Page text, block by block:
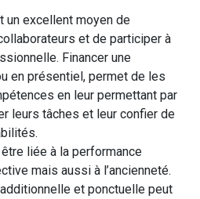
un excellent moyen de
et de participer à
Financer une
en présentiel, permet de les
en leur permettant par
leurs tâches et leur confier de
liée à la performance
mais aussi à l’ancienneté.
et ponctuelle peut